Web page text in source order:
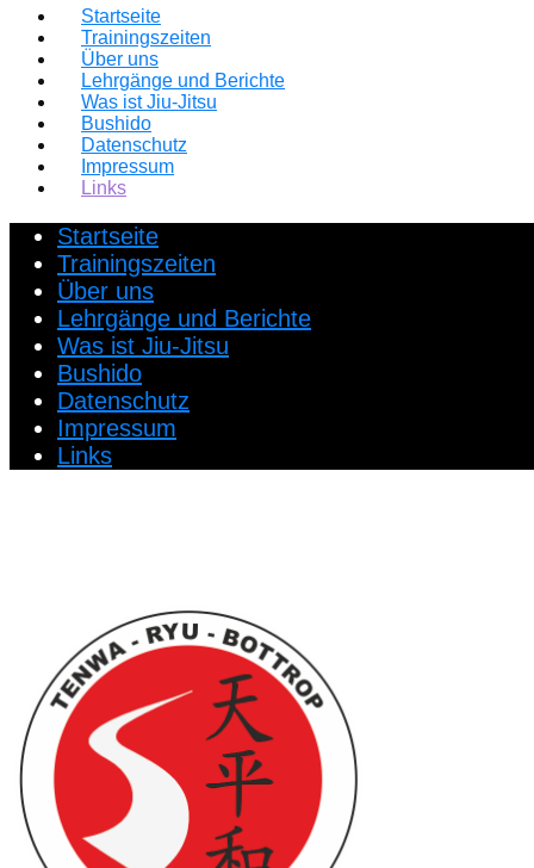
Startseite
Trainingszeiten
Über uns
Lehrgänge und Berichte
Was ist Jiu-Jitsu
Bushido
Datenschutz
Impressum
Links
Startseite
Trainingszeiten
Über uns
Lehrgänge und Berichte
Was ist Jiu-Jitsu
Bushido
Datenschutz
Impressum
Links